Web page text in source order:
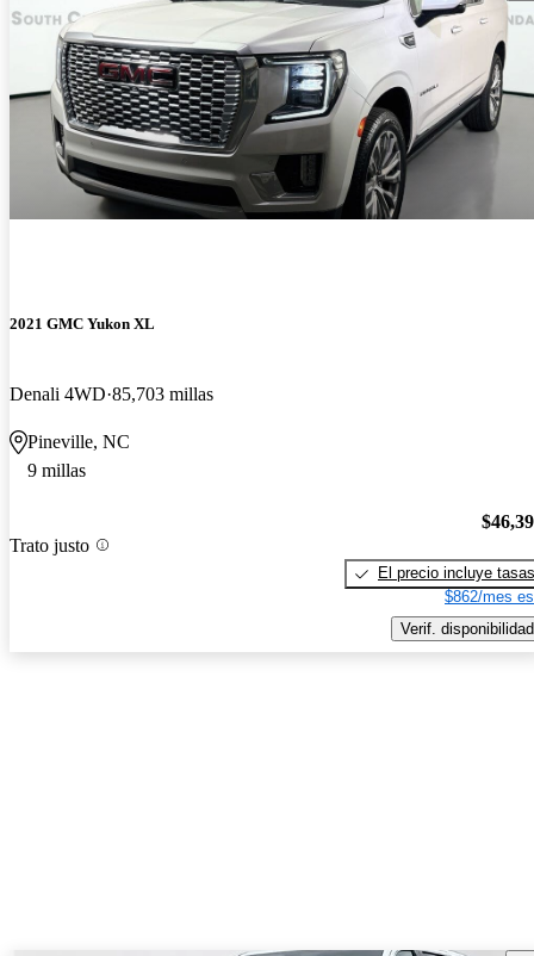
2021 GMC Yukon XL
Denali 4WD 85,703 millas
Pineville, NC
9 millas
Trato justo
El precio incluye tasas
$862/mes
Verif. disponibilidad